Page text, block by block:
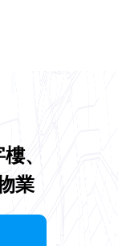
、
業